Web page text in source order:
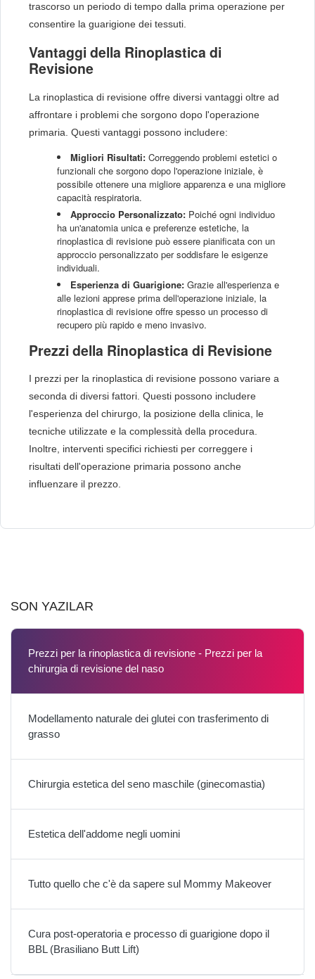
trascorso un periodo di tempo dalla prima operazione per
consentire la guarigione dei tessuti.
Vantaggi della Rinoplastica di
Revisione
La rinoplastica di revisione offre diversi vantaggi oltre ad
affrontare i problemi che sorgono dopo l'operazione
primaria. Questi vantaggi possono includere:
Migliori Risultati: Correggendo problemi estetici o
funzionali che sorgono dopo l'operazione iniziale, è
possibile ottenere una migliore apparenza e una migliore
capacità respiratoria.
Approccio Personalizzato: Poiché ogni individuo
ha un'anatomia unica e preferenze estetiche, la
rinoplastica di revisione può essere pianificata con un
approccio personalizzato per soddisfare le esigenze
individuali.
Esperienza di Guarigione: Grazie all'esperienza e
alle lezioni apprese prima dell'operazione iniziale, la
rinoplastica di revisione offre spesso un processo di
recupero più rapido e meno invasivo.
Prezzi della Rinoplastica di Revisione
I prezzi per la rinoplastica di revisione possono variare a
seconda di diversi fattori. Questi possono includere
l'esperienza del chirurgo, la posizione della clinica, le
tecniche utilizzate e la complessità della procedura.
Inoltre, interventi specifici richiesti per correggere i
risultati dell'operazione primaria possono anche
influenzare il prezzo.
SON YAZILAR
Prezzi per la rinoplastica di revisione - Prezzi per la
chirurgia di revisione del naso
Modellamento naturale dei glutei con trasferimento di
grasso
Chirurgia estetica del seno maschile (ginecomastia)
Estetica dell'addome negli uomini
Tutto quello che c'è da sapere sul Mommy Makeover
Cura post-operatoria e processo di guarigione dopo il
BBL (Brasiliano Butt Lift)